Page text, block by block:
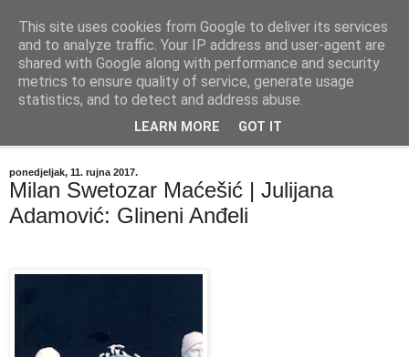
"Kvaka"
Časopis za književnost ISSN 2459-5632
ponedjeljak, 11. rujna 2017.
Milan Swetozar Maćešić | Julijana
Adamović: Glineni Anđeli
This site uses cookies from Google to deliver its services
and to analyze traffic. Your IP address and user-agent are
shared with Google along with performance and security
metrics to ensure quality of service, generate usage
statistics, and to detect and address abuse.
LEARN MORE GOT IT